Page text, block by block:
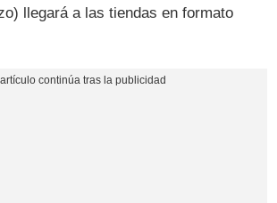
llegará a las tiendas en formato